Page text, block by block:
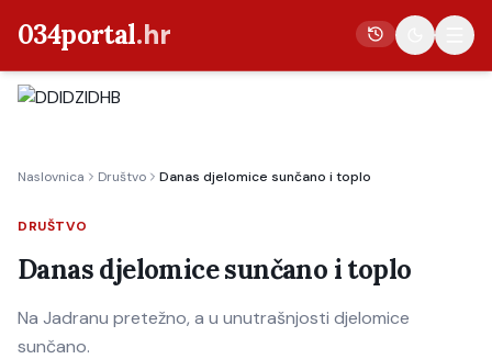
034portal.hr
Crna kronika
Poljoprivreda
Politika
Život
Naslovnica Društvo Danas djelomice sunčano i toplo
DRUŠTVO
Danas djelomice sunčano i toplo
Na Jadranu pretežno, a u unutrašnjosti djelomice
sunčano.